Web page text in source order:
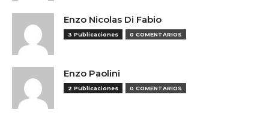
Enzo Nicolas Di Fabio
3 Publicaciones 0 COMENTARIOS
Enzo Paolini
2 Publicaciones 0 COMENTARIOS